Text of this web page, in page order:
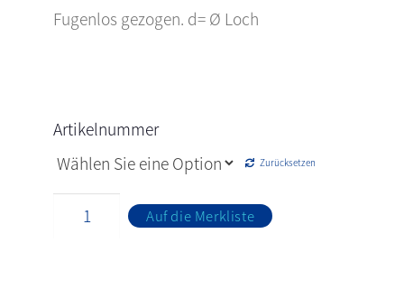
Fugenlos gezogen. d= Ø Loch
Artikelnummer
Zurücksetzen
Auf die Merkliste